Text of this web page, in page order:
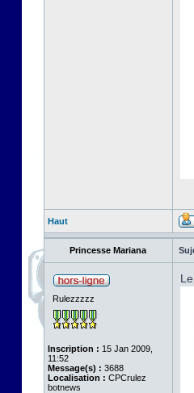
Haut
Princesse Mariana
Rulezzzzz
Inscription : 15 Jan 2009,
11:52
Message(s) : 3688
Localisation : CPCrulez
botnews